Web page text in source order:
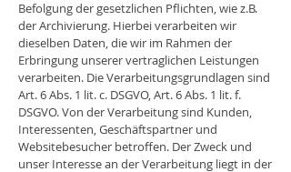
Befolgung der gesetzlichen Pflichten, wie z.B.
der Archivierung. Hierbei verarbeiten wir
dieselben Daten, die wir im Rahmen der
Erbringung unserer vertraglichen Leistungen
verarbeiten. Die Verarbeitungsgrundlagen sind
Art. 6 Abs. 1 lit. c. DSGVO, Art. 6 Abs. 1 lit. f.
DSGVO. Von der Verarbeitung sind Kunden,
Interessenten, Geschäftspartner und
Websitebesucher betroffen. Der Zweck und
unser Interesse an der Verarbeitung liegt in der